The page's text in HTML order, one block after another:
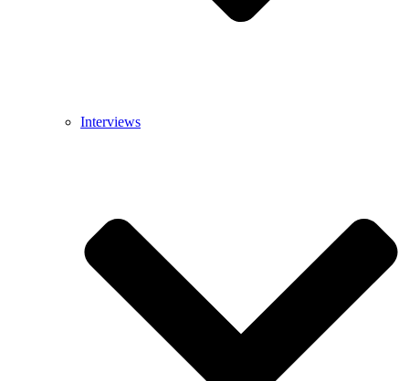
Interviews